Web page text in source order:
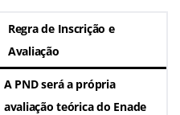
Regra de Inscrição e
Avaliação
A PND será a própria
avaliação teórica do Enade